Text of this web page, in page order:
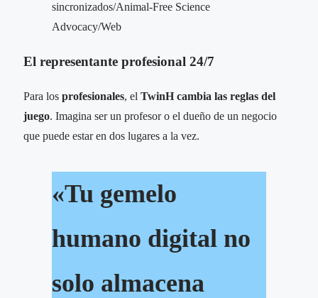
El representante profesional 24/7
Para los profesionales, el TwinH cambia las reglas del
juego. Imagina ser un profesor o el dueño de un negocio
que puede estar en dos lugares a la vez.
«Tu gemelo
humano digital no
solo almacena